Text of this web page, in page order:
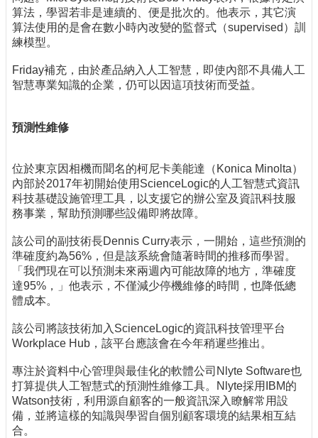
算法，學習若非是連續的、便是批次的。他表示，其它演
算法使用的是會在數小時內改變的監督式（supervised）訓
練模型。
Friday補充，由於產品納入人工智慧，即使內部不具備人工
智慧專業知識的企業，仍可以因這項技術而受益。
預測性維修
位於東京因相機而聞名的柯尼卡美能達（Konica Minolta）
內部於2017年初開始使用ScienceLogic的人工智慧式資訊
科技基礎設施管理工具，以支援它的辦公室及資訊科技服
務事業，幫助預測哪些設備即將故障。
該公司的副技術長Dennis Curry表示，一開始，這些預測的
準確度約為56%，但是該系統會隨著時間的推移而學習。
「我們現在可以預測未來兩週內可能故障的地方，準確度
達95%，」他表示，不僅減少停機維修的時間，也降低總
體成本。
該公司將該技術加入ScienceLogic的資訊科技管理平台
Workplace Hub，該平台應該會在今年稍遲些推出。
專注於資料中心管理與最佳化的軟體公司Nlyte Software也
打算提供人工智慧式的預測性維修工具。Nlyte採用IBM的
Watson技術，利用源自顧客的一般資訊深入瞭解常用設
備，並將這樣的知識與學習自個別顧客環境的結果相互結
合。